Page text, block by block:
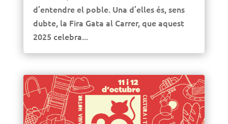
d’entendre el poble. Una d’elles és, sens
dubte, la Fira Gata al Carrer, que aquest
2025 celebra...